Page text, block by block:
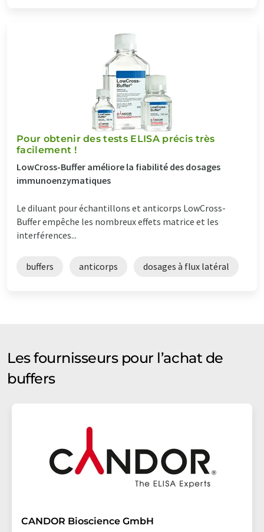
Pour obtenir des tests ELISA précis très
facilement !
LowCross-Buffer améliore la fiabilité des dosages
immunoenzymatiques
Le diluant pour échantillons et anticorps LowCross-
Buffer empêche les nombreux effets matrice et les
interférences...
buffers anticorps dosages à flux latéral
Les fournisseurs pour l’achat de
buffers
CANDOR Bioscience GmbH